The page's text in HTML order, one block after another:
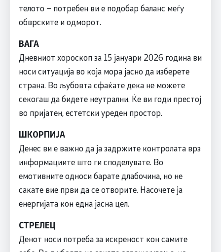
телото – потребен ви е подобар баланс меѓу
обврските и одморот.
ВАГА
Дневниот хороскоп за 15 јануари 2026 година ви
носи ситуација во која мора јасно да изберете
страна. Во љубовта сфаќате дека не можете
секогаш да бидете неутрални. Ќе ви годи престој
во пријатен, естетски уреден простор.
ШКОРПИЈА
Денес ви е важно да ја задржите контролата врз
информациите што ги споделувате. Во
емотивните односи барате длабочина, но не
сакате вие први да се отворите. Насочете ја
енергијата кон една јасна цел.
СТРЕЛЕЦ
Денот носи потреба за искреност кон самите